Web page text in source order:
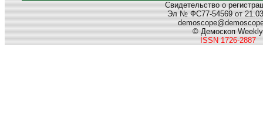
Свидетельство о
Эл № ФС77-54569 от
© Демоскоп Weekly
ISSN 1726-2887